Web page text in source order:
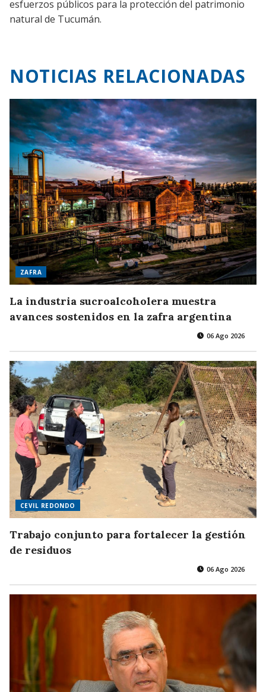
esfuerzos públicos para la protección del patrimonio
natural de Tucumán.
NOTICIAS RELACIONADAS
ZAFRA
La industria sucroalcoholera muestra
avances sostenidos en la zafra argentina
06 Ago 2026
CEVIL REDONDO
Trabajo conjunto para fortalecer la gestión
de residuos
06 Ago 2026